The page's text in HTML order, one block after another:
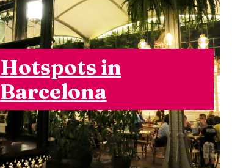
Hotspots in
Barcelona